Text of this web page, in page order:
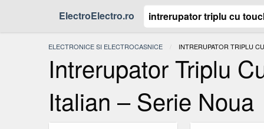
ElectroElectro.ro
ELECTRONICE SI ELECTROCASNICE ACTUAL:
INTRERUPATOR TRIPLU
Intrerupator Triplu
Italian – Serie Noua